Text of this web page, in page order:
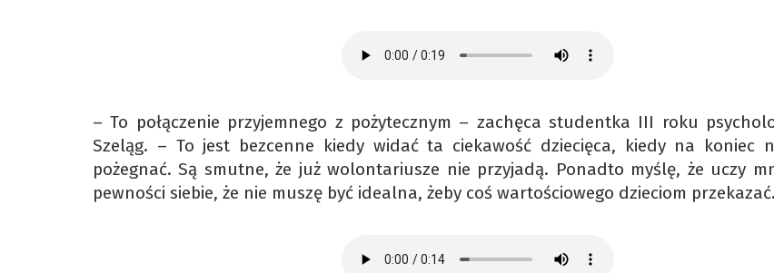
– To połączenie przyjemnego z pożytecznym – zachęca studentka III roku
Szeląg. – To jest bezcenne kiedy widać ta ciekawość dziecięca, kiedy na koniec
pożegnać. Są smutne, że już wolontariusze nie przyjadą. Ponadto myślę, że uczy
pewności siebie, że nie muszę być idealna, żeby coś wartościowego dzieciom przekazać.